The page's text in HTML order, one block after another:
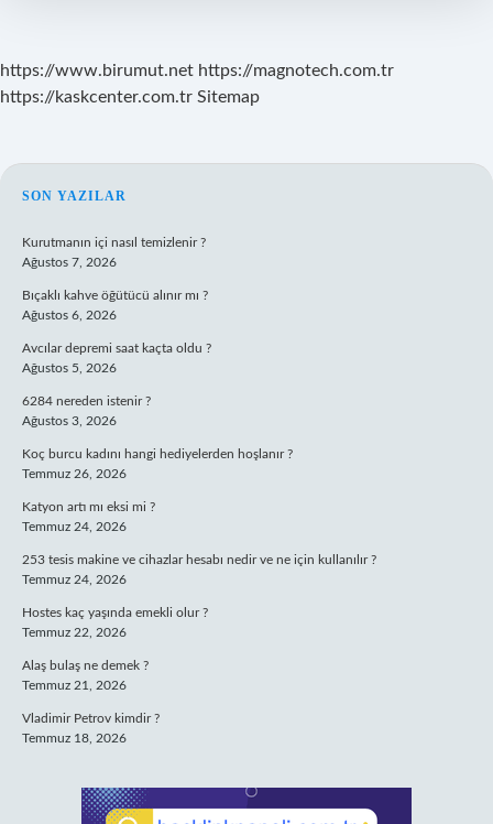
https://www.birumut.net https://magnotech.com.tr
https://kaskcenter.com.tr Sitemap
SIDEBAR
SON YAZILAR
Kurutmanın içi nasıl temizlenir ?
Ağustos 7, 2026
Bıçaklı kahve öğütücü alınır mı ?
Ağustos 6, 2026
Avcılar depremi saat kaçta oldu ?
Ağustos 5, 2026
6284 nereden istenir ?
Ağustos 3, 2026
Koç burcu kadını hangi hediyelerden hoşlanır ?
Temmuz 26, 2026
Katyon artı mı eksi mi ?
Temmuz 24, 2026
253 tesis makine ve cihazlar hesabı nedir ve ne için kullanılır ?
Temmuz 24, 2026
Hostes kaç yaşında emekli olur ?
Temmuz 22, 2026
Alaş bulaş ne demek ?
Temmuz 21, 2026
Vladimir Petrov kimdir ?
Temmuz 18, 2026